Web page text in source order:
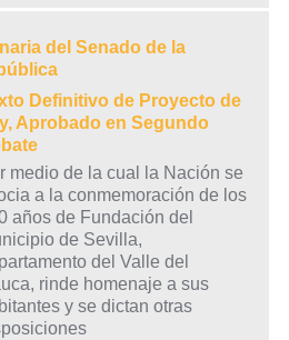
del Senado de la
Definitivo de Proyecto de
Aprobado en Segundo
medio de la cual la Nación se
a la conmemoración de los
años de Fundación del
de Sevilla,
del Valle del
rinde homenaje a sus
y se dictan otras